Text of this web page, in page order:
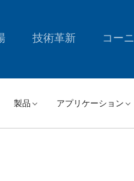
技術革新 コー
製品 アプリケーション